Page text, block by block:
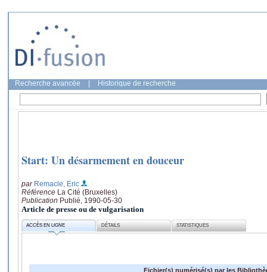
Recherche avancée Historique de recherche
Start: Un désarmement en douceur
par Remacle, Eric
Référence La Cité (Bruxelles)
Publication Publié, 1990-05-30
Article de presse ou de vulgarisation
ACCÈS EN LIGNE DÉTAILS STATISTIQUES
Fichier(s) numérisé(s) par les